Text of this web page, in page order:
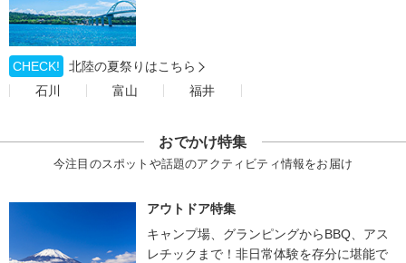
CHECK!
北陸の夏祭りはこちら
石川
富山 福井
おでかけ特集
今注目のスポットや話題のアクティビティ情報をお届け
アウトドア特集
キャンプ場、グランピングからBBQ、アス
レチックまで！非日常体験を存分に堪能で